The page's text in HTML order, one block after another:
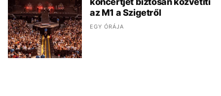
az M1 a Szigetről
EGY ÓRÁJA